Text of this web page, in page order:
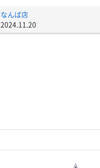
なんば店
2024.11.20